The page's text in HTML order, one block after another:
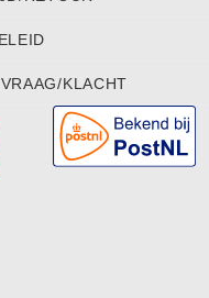
KLACHT